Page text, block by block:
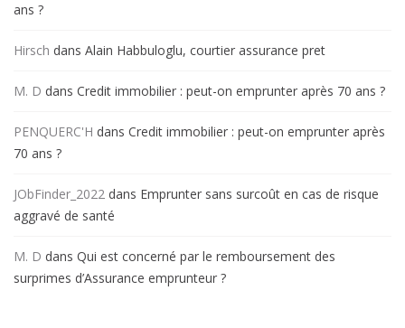
ans ?
Hirsch dans Alain Habbuloglu, courtier assurance pret
M. D dans Credit immobilier : peut-on emprunter après 70 ans ?
PENQUERC'H dans Credit immobilier : peut-on emprunter après
70 ans ?
JObFinder_2022 dans Emprunter sans surcoût en cas de risque
aggravé de santé
M. D dans Qui est concerné par le remboursement des
surprimes d’Assurance emprunteur ?